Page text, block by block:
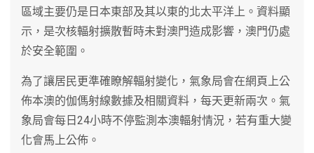
區域主要仍是日本東部及其以東的北太平洋上。資料顯
示，是次核輻射擴散暫時未對澳門造成影響，澳門仍處
於安全範圍。
為了讓居民更準確瞭解輻射變化，氣象局會在網頁上公
佈本澳的伽傌射線數據及相關資料，每天更新兩次。氣
象局會每日24小時不停監測本澳輻射情況，若有重大變
化會馬上公佈。